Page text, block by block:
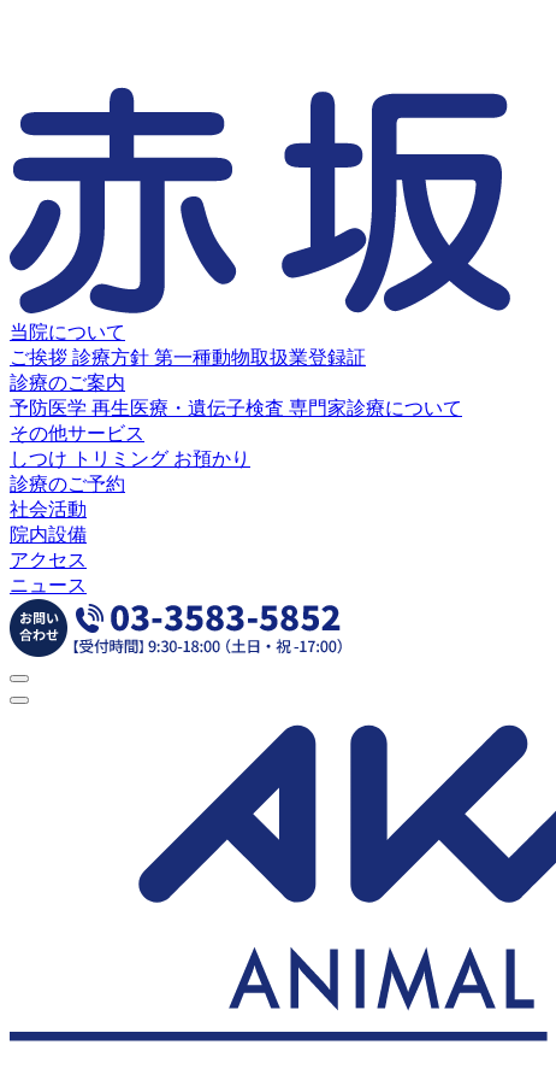
当院について
ご挨拶 診療方針 第一種動物取扱業登録証
診療のご案内
予防医学 再生医療・遺伝子検査 専門家診療について
その他サービス
しつけ
トリミング お預かり
診療のご予約
社会活動
院内設備
アクセス
ニュース